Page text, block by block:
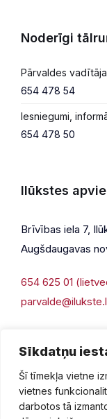
Sīkdatņu
Šī tīmekļa vietne
vietnes
darbotos tā
Noderīgi
Pārvaldes vadītāja
654 478 54
Iesniegumi,
654 478 50
Ilūkstes
Brīvības iela 7,
Augšdaugavas
654 625 01